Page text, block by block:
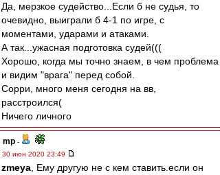
Да, мерзкое судейство...Если б не судья, то
очевидно, выиграли б 4-1 по игре, с
моментами, ударами и атаками.
А так...ужасная подготовка судей(((
Хорошо, когда мы точно знаем, в чем проблема
и видим "врага" перед собой.
Сорри, много меня сегодня на вв,
расстроился(
Ничего личного
mp -
30 июн 2020 23:49
zmeya , Ему другую не с кем ставить.если он